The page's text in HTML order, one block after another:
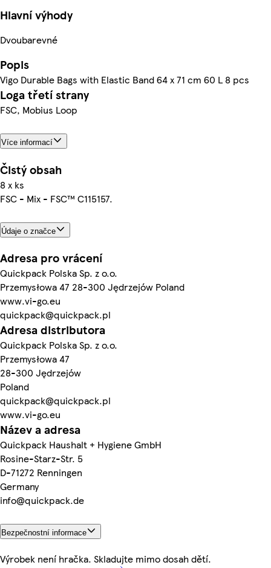
Hlavní výhody
Dvoubarevné
Popis
Vigo Durable Bags with Elastic Band 64 x 71 cm 60 L 8 pcs
Loga třetí strany
FSC, Mobius Loop
Více informací
Čistý obsah
8 x ks
FSC - Mix - FSC™ C115157.
Údaje o značce
Adresa pro vrácení
Quickpack Polska Sp. z o.o.
Przemysłowa 47 28-300 Jędrzejów Poland
www.vi-go.eu
quickpack@quickpack.pl
Adresa distributora
Quickpack Polska Sp. z o.o.
Przemysłowa 47
28-300 Jędrzejów
Poland
quickpack@quickpack.pl
www.vi-go.eu
Název a adresa
Quickpack Haushalt + Hygiene GmbH
Rosine-Starz-Str. 5
D-71272 Renningen
Germany
info@quickpack.de
Bezpečnostní informace
Výrobek není hračka. Skladujte mimo dosah dětí.